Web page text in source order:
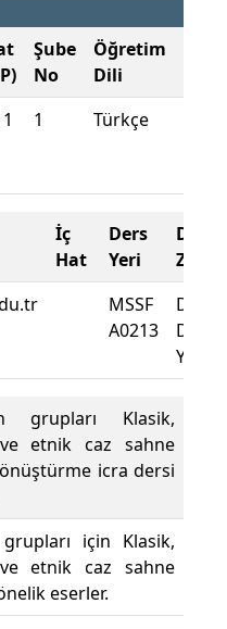
Şube
No
Öğretim
Dili
1 Türkçe
İç
Hat
Ders
Yeri
MSSF
A0213
grupları Klasik,
etnik caz sahne
icra dersi
için Klasik,
etnik caz sahne
eserler.